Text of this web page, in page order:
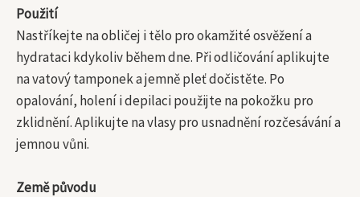
Použití
Nastříkejte na obličej i tělo pro okamžité osvěžení a
hydrataci kdykoliv během dne. Při odličování aplikujte
na vatový tamponek a jemně pleť dočistěte. Po
opalování, holení i depilaci použijte na pokožku pro
zklidnění. Aplikujte na vlasy pro usnadnění rozčesávání a
jemnou vůni.
Země původu